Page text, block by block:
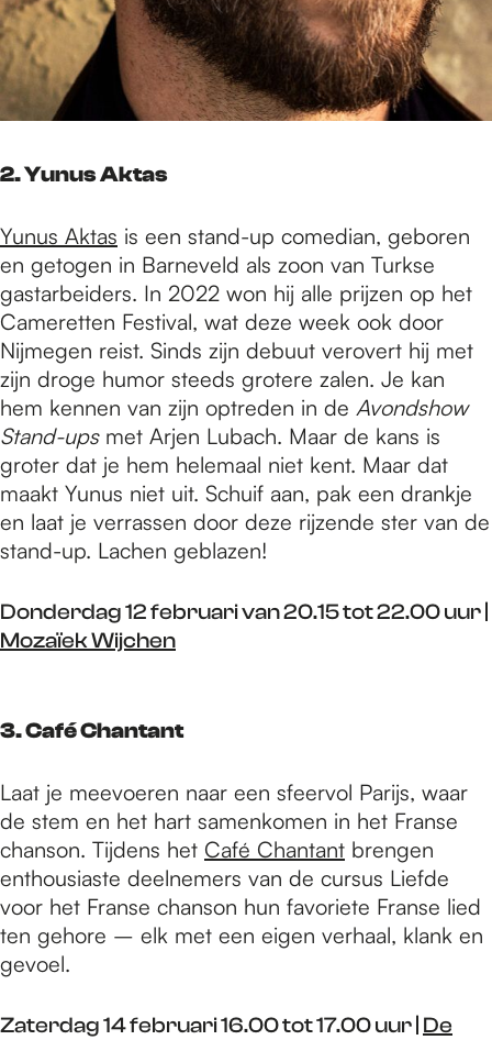
2. Yunus Aktas
Yunus Aktas is een stand-up comedian, geboren
en getogen in Barneveld als zoon van Turkse
gastarbeiders. In 2022 won hij alle prijzen op het
Cameretten Festival, wat deze week ook door
Nijmegen reist. Sinds zijn debuut verovert hij met
zijn droge humor steeds grotere zalen. Je kan
hem kennen van zijn optreden in de Avondshow
Stand-upsmet Arjen Lubach. Maar de kans is
groter dat je hem helemaal niet kent. Maar dat
maakt Yunus niet uit. Schuif aan, pak een drankje
en laat je verrassen door deze rijzende ster van de
stand-up. Lachen geblazen!
Donderdag 12 februari van 20.15 tot 22.00 uur |
Mozaïek Wijchen
3. Café Chantant
Laat je meevoeren naar een sfeervol Parijs, waar
de stem en het hart samenkomen in het Franse
chanson. Tijdens het Café Chantant brengen
enthousiaste deelnemers van de cursus Liefde
voor het Franse chanson hun favoriete Franse lied
ten gehore – elk met een eigen verhaal, klank en
gevoel.
Zaterdag 14 februari 16.00 tot 17.00 uur | De